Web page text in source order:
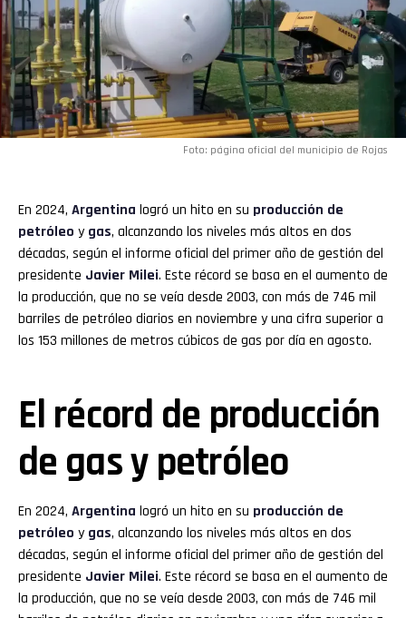
Foto: página oficial del municipio de Rojas
En 2024, Argentina logró un hito en su producción de
petróleo y gas, alcanzando los niveles más altos en dos
décadas, según el informe oficial del primer año de gestión del
presidente Javier Milei. Este récord se basa en el aumento de
la producción, que no se veía desde 2003, con más de 746 mil
barriles de petróleo diarios en noviembre y una cifra superior a
los 153 millones de metros cúbicos de gas por día en agosto.
El récord de producción
de gas y petróleo
En 2024, Argentina logró un hito en su producción de
petróleo y gas, alcanzando los niveles más altos en dos
décadas, según el informe oficial del primer año de gestión del
presidente Javier Milei. Este récord se basa en el aumento de
la producción, que no se veía desde 2003, con más de 746 mil